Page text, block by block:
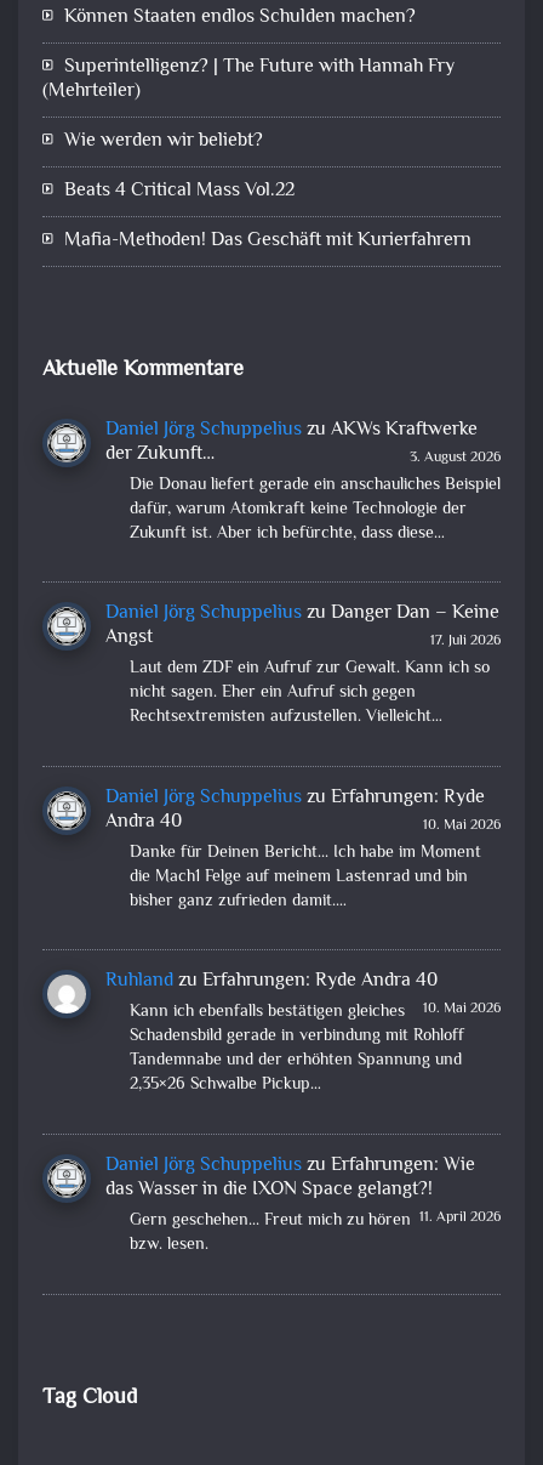
Können Staaten endlos Schulden machen?
Superintelligenz? | The Future with Hannah Fry
(Mehrteiler)
Wie werden wir beliebt?
Beats 4 Critical Mass Vol.22
Mafia-Methoden! Das Geschäft mit Kurierfahrern
Aktuelle Kommentare
Daniel Jörg Schuppeliuszu AKWs Kraftwerke
der Zukunft…
3. August 2026
Die Donau liefert gerade ein anschauliches Beispiel
dafür, warum Atomkraft keine Technologie der
Zukunft ist. Aber ich befürchte, dass diese…
Daniel Jörg Schuppeliuszu Danger Dan – Keine
Angst
17. Juli 2026
Laut dem ZDF ein Aufruf zur Gewalt. Kann ich so
nicht sagen. Eher ein Aufruf sich gegen
Rechtsextremisten aufzustellen. Vielleicht…
Daniel Jörg Schuppeliuszu Erfahrungen: Ryde
Andra 40
10. Mai 2026
Danke für Deinen Bericht... Ich habe im Moment
die Mach1 Felge auf meinem Lastenrad und bin
bisher ganz zufrieden damit.…
Ruhlandzu Erfahrungen: Ryde Andra 40
10. Mai 2026
Kann ich ebenfalls bestätigen gleiches
Schadensbild gerade in verbindung mit Rohloff
Tandemnabe und der erhöhten Spannung und
2,35×26 Schwalbe Pickup…
Daniel Jörg Schuppeliuszu Erfahrungen: Wie
das Wasser in die IXON Space gelangt?!
11. April 2026
Gern geschehen... Freut mich zu hören
bzw. lesen.
Tag Cloud